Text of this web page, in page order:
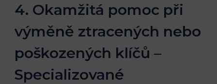
4. Okamžitá pomoc⁣ při
výměně⁣ ztracených nebo
poškozených ​klíčů –
Specializované⁣